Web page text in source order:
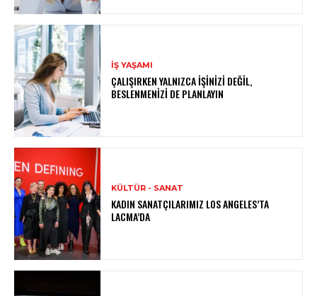
İŞ YAŞAMI
ÇALIŞIRKEN YALNIZCA İŞINIZI DEĞIL,
BESLENMENIZI DE PLANLAYIN
KÜLTÜR - SANAT
KADIN SANATÇILARIMIZ LOS ANGELES’TA
LACMA’DA